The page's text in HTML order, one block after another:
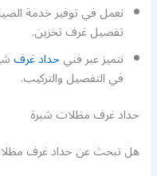
نعمل في توفير خدمة
تفصيل غرف تخزين.
نتميز عبر فنيحداد غرف
في التفصيل والتركيب.
حداد غرف مظلات شبرة
هل تبحث عن حداد غرف